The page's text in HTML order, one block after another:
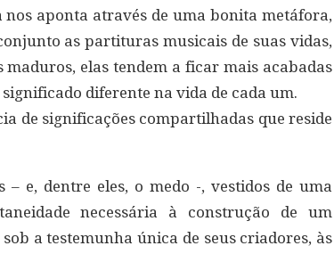
aponta através de uma bonita metáfora,
as partituras musicais de suas vidas,
elas tendem a ficar mais acabadas
diferente na vida de cada um.
de significações compartilhadas que reside
e, dentre eles, o medo -, vestidos de uma
necessária à construção de um
a testemunha única de seus criadores, às